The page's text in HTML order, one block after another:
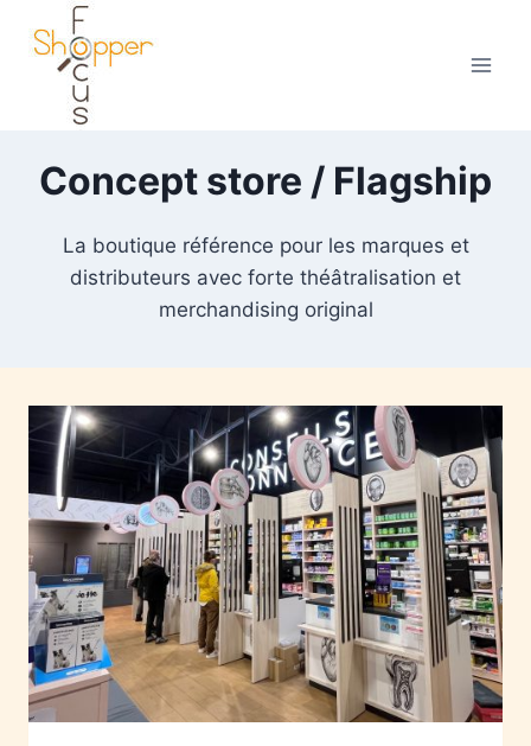
Concept store / Flagship
La boutique référence pour les marques et
distributeurs avec forte théâtralisation et
merchandising original